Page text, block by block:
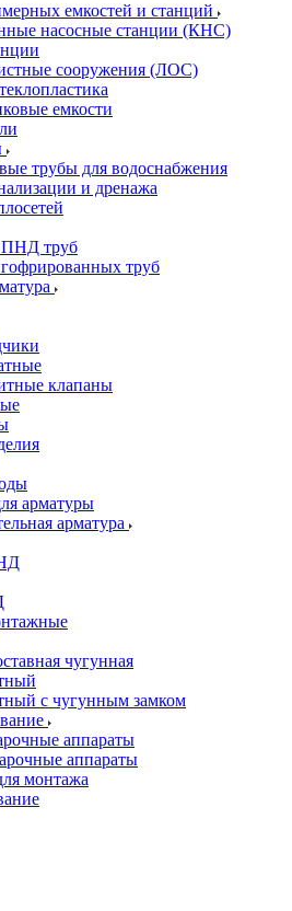
емкостей и станций
насосные станции (КНС)
сооружения (ЛОС)
емкости
трубы для водоснабжения
и дренажа
ПНД труб
труб
клапаны
арматуры
арматура
чугунная
с чугунным замком
аппараты
аппараты
монтажа